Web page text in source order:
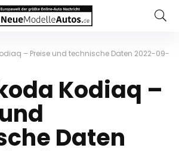
– Preise und technische Daten 2022-09-
Kodiaq –
Daten